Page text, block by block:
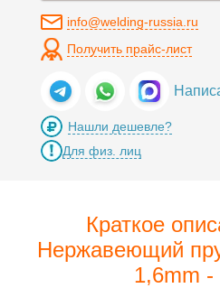
info@welding-russia.ru
Получить прайс-лист
Нашли дешевле?
Для физ. лиц
Краткое
Нержавеющий
1,6mm -